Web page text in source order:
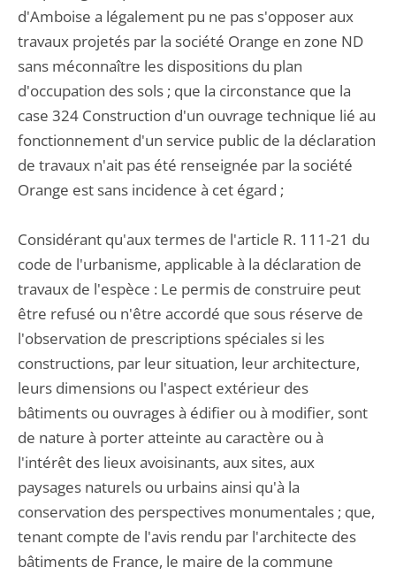
d'Amboise a légalement pu ne pas s'opposer aux
travaux projetés par la société Orange en zone ND
sans méconnaître les dispositions du plan
d'occupation des sols ; que la circonstance que la
case 324 Construction d'un ouvrage technique lié au
fonctionnement d'un service public de la déclaration
de travaux n'ait pas été renseignée par la société
Orange est sans incidence à cet égard ;
Considérant qu'aux termes de l'article R. 111-21 du
code de l'urbanisme, applicable à la déclaration de
travaux de l'espèce : Le permis de construire peut
être refusé ou n'être accordé que sous réserve de
l'observation de prescriptions spéciales si les
constructions, par leur situation, leur architecture,
leurs dimensions ou l'aspect extérieur des
bâtiments ou ouvrages à édifier ou à modifier, sont
de nature à porter atteinte au caractère ou à
l'intérêt des lieux avoisinants, aux sites, aux
paysages naturels ou urbains ainsi qu'à la
conservation des perspectives monumentales ; que,
tenant compte de l'avis rendu par l'architecte des
bâtiments de France, le maire de la commune